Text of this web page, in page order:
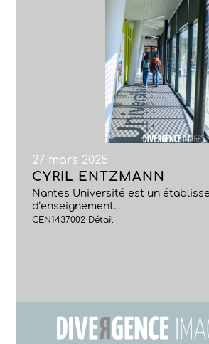
27 mars 2025
CYRIL ENTZMANN
Nantes Université est un
d’enseignement...
CEN1437002 Détail